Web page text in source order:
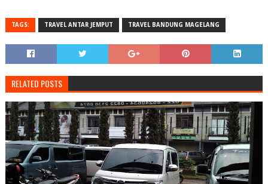
TAGS: TRAVEL ANTAR JEMPUT TRAVEL BANDUNG MAGELANG
RELATED POSTS